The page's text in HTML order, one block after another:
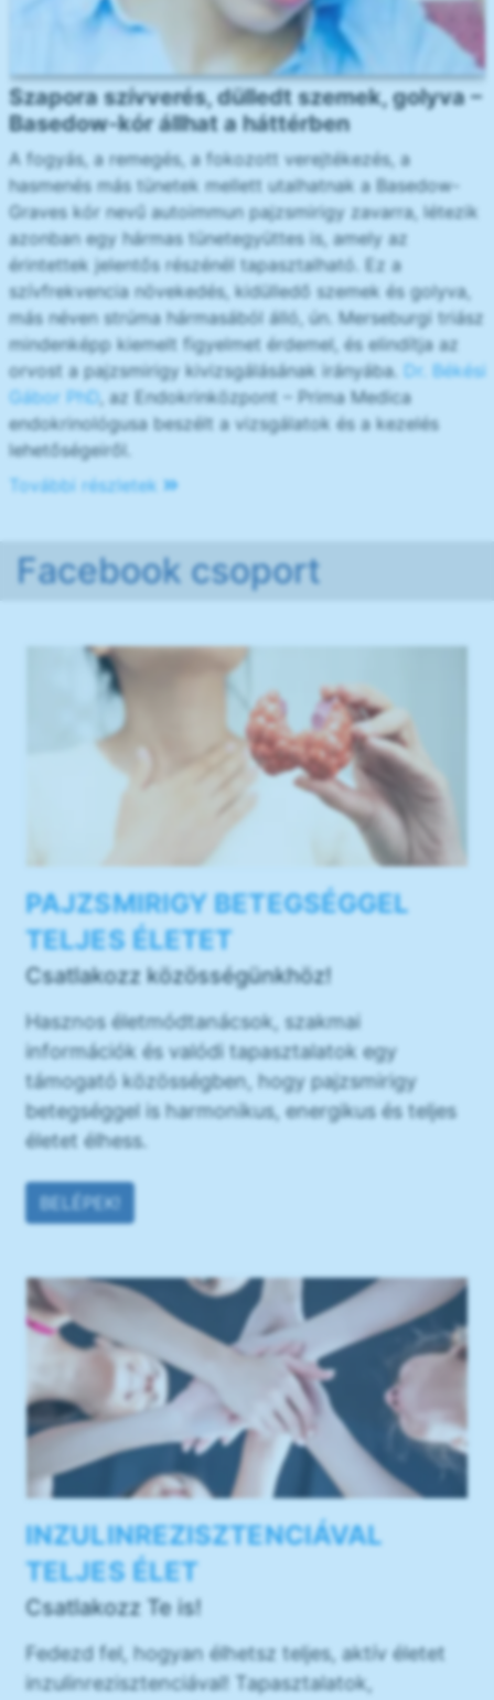
Szapora szívverés, dülledt szemek, golyva –
Basedow-kór állhat a háttérben
A fogyás, a remegés, a fokozott verejtékezés, a
hasmenés más tünetek mellett utalhatnak a Basedow-
Graves kór nevű autoimmun pajzsmirigy zavarra, létezik
azonban egy hármas tünetegyüttes is, amely az
érintettek jelentős részénél tapasztalható. Ez a
szívfrekvencia növekedés, kidülledő szemek és golyva,
más néven strúma hármasából álló, ún. Merseburgi triász
mindenképp kiemelt figyelmet érdemel, és elindítja az
orvost a pajzsmirigy kivizsgálásának irányába. Dr. Békési
Gábor PhD, az Endokrinközpont – Prima Medica
endokrinológusa beszélt a vizsgálatok és a kezelés
lehetőségeiről.
További részletek
Facebook csoport
PAJZSMIRIGY BETEGSÉGGEL
TELJES ÉLETET
Csatlakozz közösségünkhöz!
Hasznos életmódtanácsok, szakmai
információk és valódi tapasztalatok egy
támogató közösségben, hogy pajzsmirigy
betegséggel is harmonikus, energikus és teljes
életet élhess.
BELÉPEK!
INZULINREZISZTENCIÁVAL
TELJES ÉLET
Csatlakozz Te is!
Fedezd fel, hogyan élhetsz teljes, aktív életet
inzulinrezisztenciával! Tapasztalatok,